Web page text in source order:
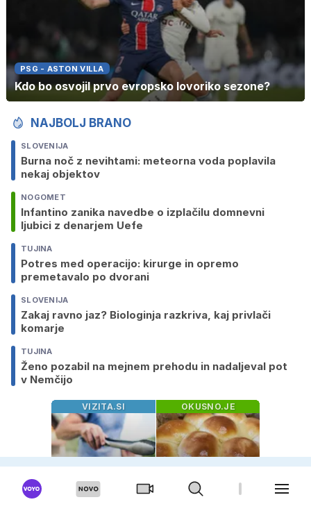
PSG - ASTON VILLA
Kdo bo osvojil prvo evropsko lovoriko sezone?
NAJBOLJ BRANO
SLOVENIJA
Burna noč z nevihtami: meteorna voda poplavila
nekaj objektov
NOGOMET
Infantino zanika navedbe o izplačilu domnevni
ljubici z denarjem Uefe
TUJINA
Potres med operacijo: kirurge in opremo
premetavalo po dvorani
SLOVENIJA
Zakaj ravno jaz? Biologinja razkriva, kaj privlači
komarje
TUJINA
Ženo pozabil na mejnem prehodu in nadaljeval pot
v Nemčijo
VIZITA.SI
Skrivnost
OKUSNO.JE
Najmehkejši